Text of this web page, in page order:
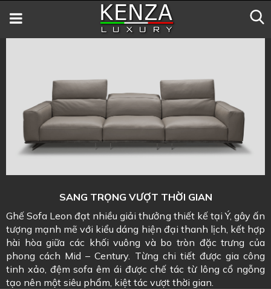
SANG TRỌNG VƯỢT THỜI GIAN
Ghế Sofa Leon đạt nhiều giải thưởng thiết kế tại Ý, gây ấn
tượng mạnh mẽ với kiểu dáng hiện đại thanh lịch, kết hợp
hài hòa giữa các khối vuông và bo tròn đặc trưng của
phong cách Mid – Century. Từng chi tiết được gia công
tinh xảo, đệm sofa êm ái được chế tác từ lông cổ ngỗng
tạo nên một siêu phẩm, kiệt tác vượt thời gian.